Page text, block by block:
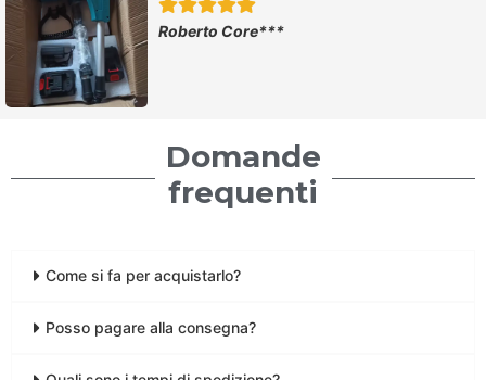
Roberto Core***
Domande
frequenti
Come si fa per acquistarlo?
Posso pagare alla consegna?